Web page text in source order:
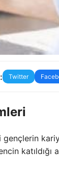
Twitter
katıldığı